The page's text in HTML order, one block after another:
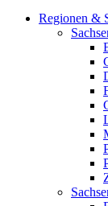
Regionen &